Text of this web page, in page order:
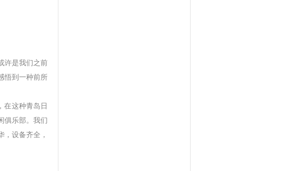
许是我们之前
悟到一种前所
在这种青岛日
俱乐部。我们
设备齐全，